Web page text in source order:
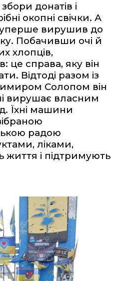
донатів і
окопні свічки. А
уперше вирушив до
Побачивши очі й
хлопців,
це справа, яку він
Відтоді разом із
Солопом він
вирушає власним
Їхні машини
радою
ліками,
життя і підтримують